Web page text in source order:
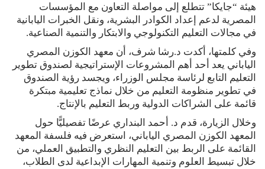
هيئة “جايكا” تتطلع إلى مواصلة التعاون مع المؤسسات
المصرية لدعم إعداد الكوادر البشرية، ونقل الخبرات اليابانية
في مجالات التعليم التكنولوجي والابتكار والتنمية الصناعية.
وفي كلمتها، أكدت د.رشا شرف، أن معهد الكوزن المصري
الياباني يعد أحد أهم المشروعات الإستراتيجية لصندوق تطوير
التعليم التابع لرئاسة مجلس الوزراء، ويجسد رؤية الصندوق
في تطوير منظومة التعليم من خلال نماذج تعليمية مبتكرة
قائمة على الشراكات الدولية وربط التعليم بالإنتاج.
وخلال الزيارة، قدم د. أحمد البنداري عرضًا تفصيليًّا حول
المعهد الكوزن المصري الياباني، استعرض فيه فلسفة المعهد
القائمة على الربط بين التعليم النظري والتطبيق العملي، من
خلال تبسيط العلوم وتنمية المهارات الإبداعية لدى الطلاب،